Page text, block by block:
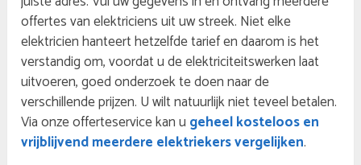
offertes van elektriciens uit uw streek. Niet elke
elektricien hanteert hetzelfde tarief en daarom is het
verstandig om, voordat u de elektriciteitswerken laat
uitvoeren, goed onderzoek te doen naar de
verschillende prijzen. U wilt natuurlijk niet teveel betalen.
Via onze offerteservice kan u geheel kosteloos en
vrijblijvend meerdere elektriekers vergelijken.